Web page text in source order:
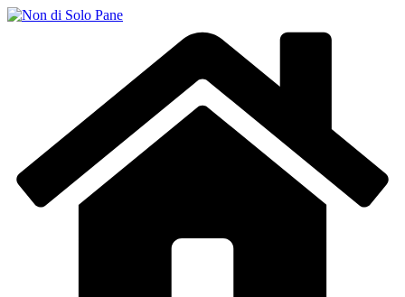
Salta